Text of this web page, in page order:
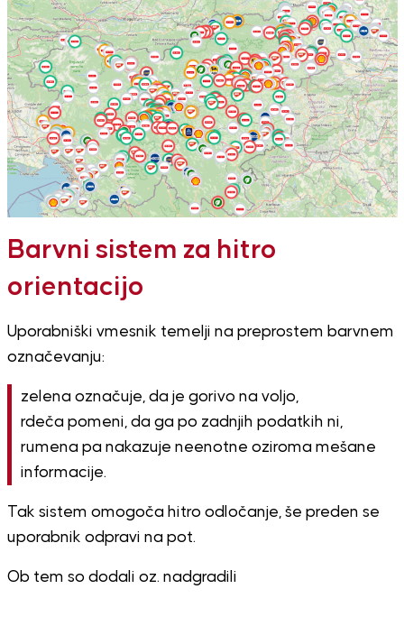
Barvni sistem za hitro
orientacijo
Uporabniški vmesnik temelji na preprostem barvnem
označevanju:
zelena označuje, da je gorivo na voljo,
rdeča pomeni, da ga po zadnjih podatkih ni,
rumena pa nakazuje neenotne oziroma mešane
informacije.
Tak sistem omogoča hitro odločanje, še preden se
uporabnik odpravi na pot.
Ob tem so dodali oz. nadgradili